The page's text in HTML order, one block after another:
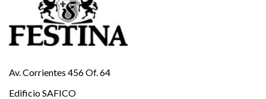
Av. Corrientes 456 Of. 64
Edificio SAFICO